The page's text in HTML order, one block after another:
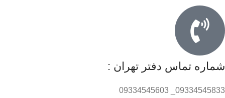
شماره تماس دفتر تهران :
09334545833_ 09334545603